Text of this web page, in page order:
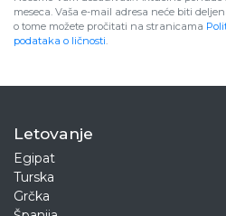
meseca. Vaša e-mail adresa neće biti
o tome možete pročitati na stranicama
podataka o ličnosti
Letovanje
Egipat
Turska
Grčka